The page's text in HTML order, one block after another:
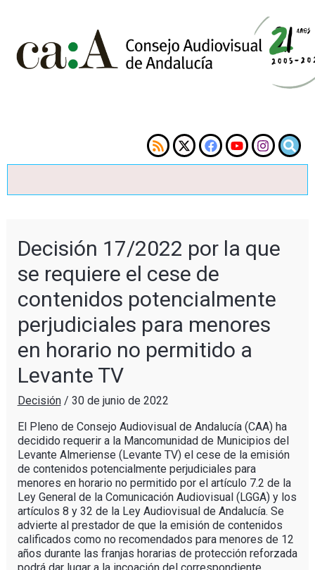
Decisión 17/2022 por la que
se requiere el cese de
contenidos potencialmente
perjudiciales para menores
en horario no permitido a
Levante TV
Decisión/ 30 de junio de 2022
El Pleno de Consejo Audiovisual de Andalucía (CAA) ha
decidido requerir a la Mancomunidad de Municipios del
Levante Almeriense (Levante TV) el cese de la emisión
de contenidos potencialmente perjudiciales para
menores en horario no permitido por el artículo 7.2 de la
Ley General de la Comunicación Audiovisual (LGGA) y los
artículos 8 y 32 de la Ley Audiovisual de Andalucía. Se
advierte al prestador de que la emisión de contenidos
calificados como no recomendados para menores de 12
años durante las franjas horarias de protección reforzada